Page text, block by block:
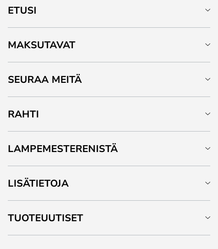
ETUSI
MAKSUTAVAT
SEURAA MEITÄ
RAHTI
LAMPEMESTERENISTÄ
LISÄTIETOJA
TUOTEUUTISET